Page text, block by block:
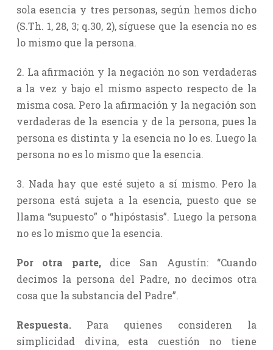
sola esencia y tres personas, según hemos dicho
(S.Th. 1, 28, 3; q.30, 2), síguese que la esencia no es
lo mismo que la persona.
2. La afirmación y la negación no son verdaderas
a la vez y bajo el mismo aspecto respecto de la
misma cosa. Pero la afirmación y la negación son
verdaderas de la esencia y de la persona, pues la
persona es distinta y la esencia no lo es. Luego la
persona no es lo mismo que la esencia.
3. Nada hay que esté sujeto a sí mismo. Pero la
persona está sujeta a la esencia, puesto que se
llama “supuesto” o “hipóstasis”. Luego la persona
no es lo mismo que la esencia.
Por otra parte,dice San Agustín: “Cuando
decimos la persona del Padre, no decimos otra
cosa que la substancia del Padre”.
Respuesta.Para quienes consideren la
simplicidad divina, esta cuestión no tiene